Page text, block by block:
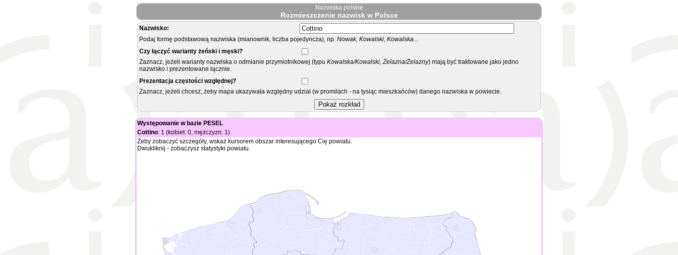
Nazwiska polskie
Rozmieszczenie nazwisk w Polsce
Nazwisko:
Podaj formę podstawową nazwiska (mianownik, liczba pojedyncza), np. Nowak, Kowalski, Kowalska...
Czy łączyć warianty żeński i męski?
Zaznacz, jeżeli warianty nazwiska o odmianie przymiotnikowej (typu Kowalska/Kowalski, Żelazna/Żelazny) mają być traktowane jako jedno
nazwisko i prezentowane łącznie.
Prezentacja częstości względnej?
Zaznacz, jeżeli chcesz, żeby mapa ukazywała względny udział (w promilach - na tysiąc mieszkańców) danego nazwiska w powiecie.
Występowanie w bazie PESEL
Cottino: 1 (kobiet: 0, mężczyzn: 1)
Żeby zobaczyć szczegóły, wskaż kursorem obszar interesującego Cię powiatu.
Dwukliknij - zobaczysz statystyki powiatu.